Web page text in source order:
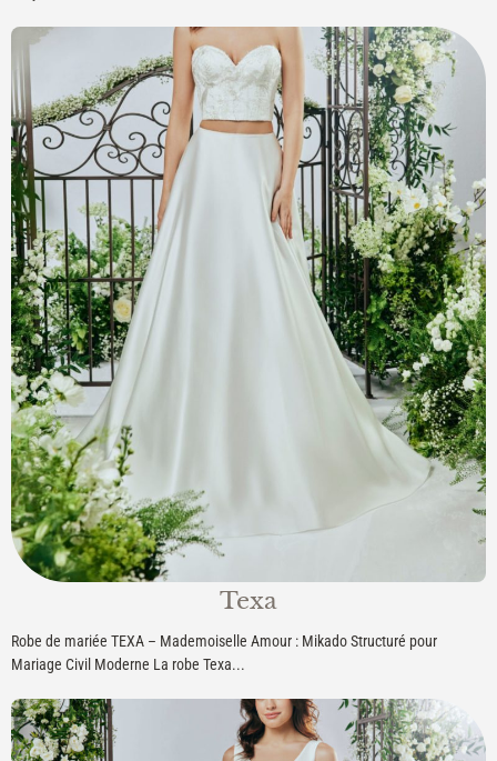
Texa
Robe de mariée TEXA – Mademoiselle Amour : Mikado Structuré pour
Mariage Civil Moderne La robe Texa...